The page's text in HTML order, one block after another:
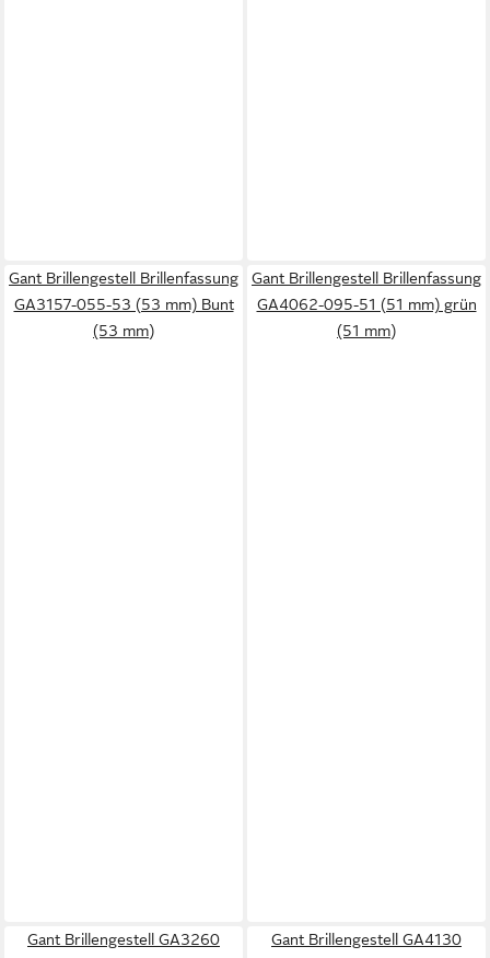
Gant Brillengestell Brillenfassung
GA3157-055-53 (53 mm) Bunt
(53 mm)
Gant Brillengestell Brillenfassung
GA4062-095-51 (51 mm) grün
(51 mm)
Gant Brillengestell GA3260
Gant Brillengestell GA4130